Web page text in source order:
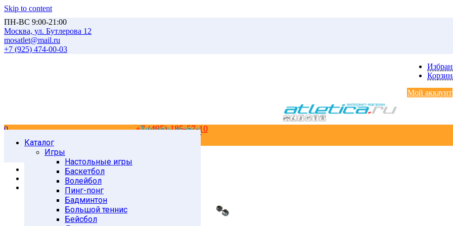
Skip to content
ПН-ВС 9:00-21:00
Москва, ул. Бутлерова 12
mosatlet@mail.ru
+7 (925) 474-00-03
Мой аккаунт
0
+7 (495) 185-57-10
Заказать звонок
Каталог
Игры
Настольные игры
Баскетбол
Волейбол
Пинг-понг
Бадминтон
Большой теннис
Бейсбол
Главная
Товары
Разборные гантели
Гантель разборная 22кг (металл)